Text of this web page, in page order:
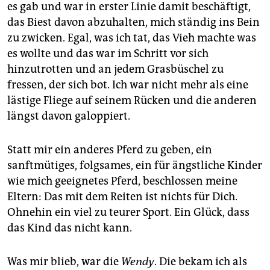
es gab und war in erster Linie damit beschäftigt,
das Biest davon abzuhalten, mich ständig ins Bein
zu zwicken. Egal, was ich tat, das Vieh machte was
es wollte und das war im Schritt vor sich
hinzutrotten und an jedem Grasbüschel zu
fressen, der sich bot. Ich war nicht mehr als eine
lästige Fliege auf seinem Rücken und die anderen
längst davon galoppiert.
Statt mir ein anderes Pferd zu geben, ein
sanftmütiges, folgsames, ein für ängstliche Kinder
wie mich geeignetes Pferd, beschlossen meine
Eltern: Das mit dem Reiten ist nichts für Dich.
Ohnehin ein viel zu teurer Sport. Ein Glück, dass
das Kind das nicht kann.
Was mir blieb, war die Wendy. Die bekam ich als